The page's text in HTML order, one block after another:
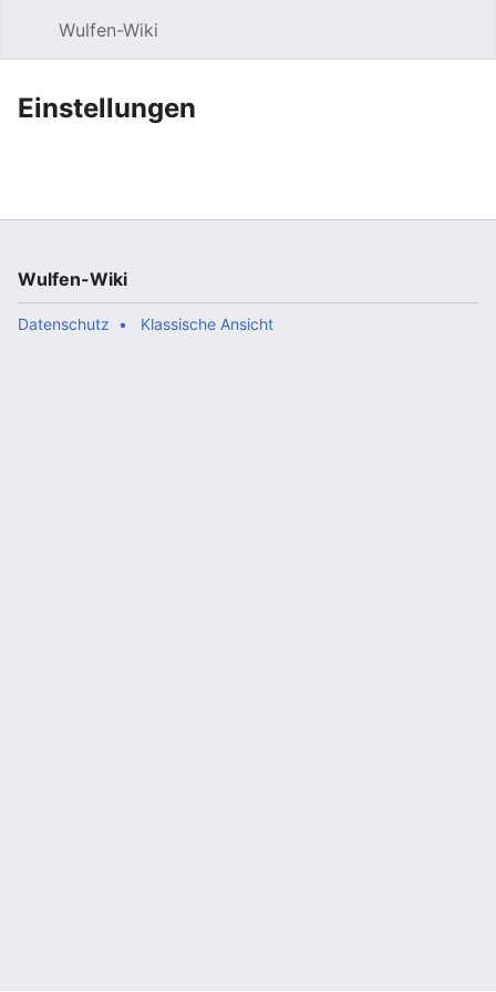
Wulfen-Wiki
Einstellungen
Wulfen-Wiki
Datenschutz Klassische Ansicht